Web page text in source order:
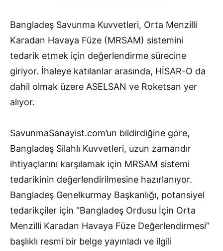
Bangladeş Savunma Kuvvetleri, Orta Menzilli
Karadan Havaya Füze (MRSAM) sistemini
tedarik etmek için değerlendirme sürecine
giriyor. İhaleye katılanlar arasında, HİSAR-O da
dahil olmak üzere ASELSAN ve Roketsan yer
alıyor.
SavunmaSanayist.com’un bildirdiğine göre,
Bangladeş Silahlı Kuvvetleri, uzun zamandır
ihtiyaçlarını karşılamak için MRSAM sistemi
tedarikinin değerlendirilmesine hazırlanıyor.
Bangladeş Genelkurmay Başkanlığı, potansiyel
tedarikçiler için “Bangladeş Ordusu İçin Orta
Menzilli Karadan Havaya Füze Değerlendirmesi”
başlıklı resmi bir belge yayınladı ve ilgili